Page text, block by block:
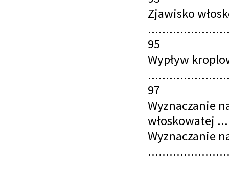
Zjawisko
95
Wypływ
97
Wyznaczanie
włoskowatej
Wyznaczanie